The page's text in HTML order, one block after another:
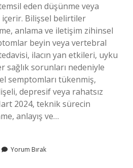
eden düşünme veya
içerir. Bilişsel belirtiler
anlama ve iletişim zihinsel
beyin veya vertebral
ilacın yan etkileri, uyku
sağlık sorunları nedeniyle
semptomları tükenmiş,
depresif veya rahatsız
2024, teknik sürecin
anlayış ve…
Yorum Bırak